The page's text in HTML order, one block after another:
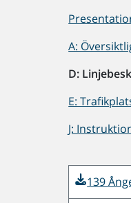
A:
D:
E:
J:
139